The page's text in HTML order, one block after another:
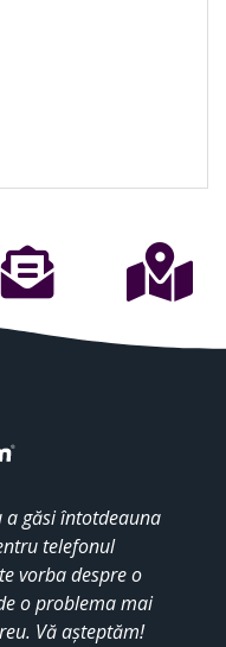
găsi întotdeauna
telefonul
vorba despre o
o problema mai
Vă așteptăm!